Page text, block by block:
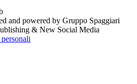
and powered by Gruppo Spaggiari
& New Social Media